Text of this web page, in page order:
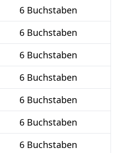
6 Buchstaben
6 Buchstaben
6 Buchstaben
6 Buchstaben
6 Buchstaben
6 Buchstaben
6 Buchstaben